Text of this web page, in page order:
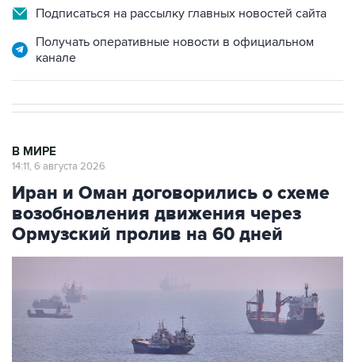
Подписаться на рассылку главных новостей сайта
Получать оперативные новости в официальном
канале
В МИРЕ
14:11, 6 августа 2026
Иран и Оман договорились о схеме
возобновления движения через
Ормузский пролив на 60 дней